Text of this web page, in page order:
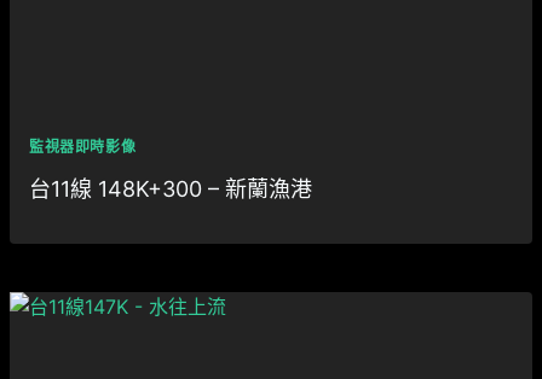
監視器即時影像
台11線 148K+300 – 新蘭漁港